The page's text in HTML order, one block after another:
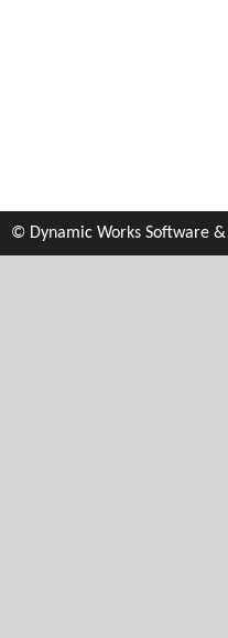
© Dynamic Works Software